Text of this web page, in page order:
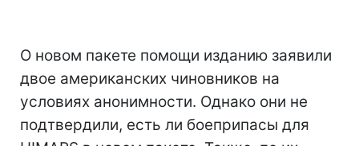
О новом пакете помощи изданию заявили
двое американских чиновников на
условиях анонимности. Однако они не
подтвердили, есть ли боеприпасы для